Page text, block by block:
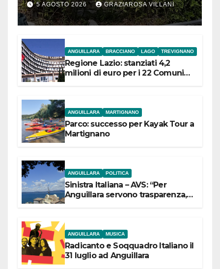
5 AGOSTO 2026 GRAZIAROSA VILLANI
ANGUILLARA BRACCIANO LAGO TREVIGNANO
Regione Lazio: stanziati 4,2
milioni di euro per i 22 Comuni
ANGUILLARA MARTIGNANO
Parco: successo per Kayak Tour a
Martignano
ANGUILLARA POLITICA
Sinistra Italiana – AVS: “Per
Anguillara servono trasparenza,
ANGUILLARA MUSICA
Radicanto e Soqquadro Italiano il
31 luglio ad Anguillara